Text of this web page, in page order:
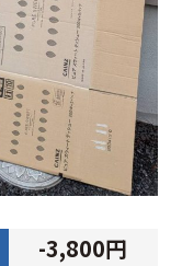
-3,800円